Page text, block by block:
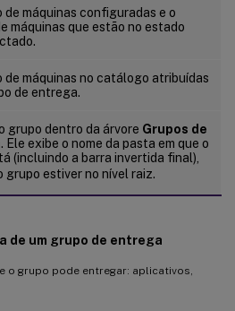
de máquinas configuradas e o
máquinas que estão no estado
de máquinas no catálogo atribuídas
de entrega.
grupo dentro da árvore Grupos de
. Ele exibe o nome da pasta em que o
(incluindo a barra invertida final),
grupo estiver no nível raiz.
de um grupo de entrega
o grupo pode entregar: aplicativos,